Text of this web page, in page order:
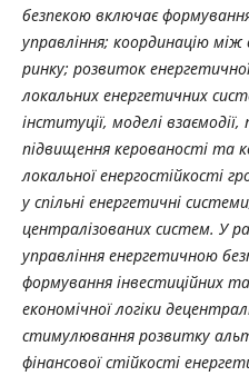
безпекою включає
управління; координацію між
ринку; розвиток
локальних енергетичних
інституції, моделі
підвищення керованості та
локальної енергостійкості
у спільні енергетичні
централізованих систем. У
управління енергетичною
формування інвестиційних
економічної логіки
стимулювання розвитку
фінансової стійкості